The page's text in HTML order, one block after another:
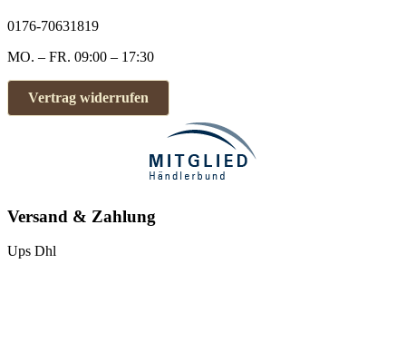
0176-70631819
MO. – FR. 09:00 – 17:30
Vertrag widerrufen
Versand & Zahlung
Ups Dhl